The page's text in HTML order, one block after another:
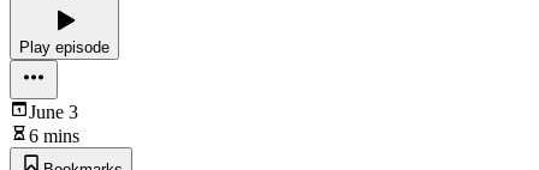
Play episode
June 3
6 mins